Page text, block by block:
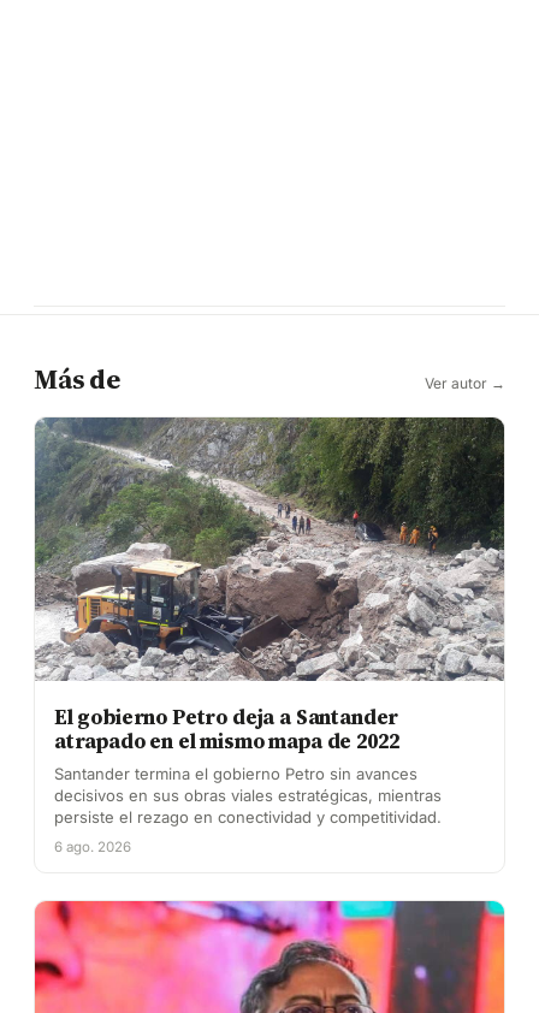
Más de Ver autor →
El gobierno Petro deja a Santander
atrapado en el mismo mapa de 2022
Santander termina el gobierno Petro sin avances
decisivos en sus obras viales estratégicas, mientras
persiste el rezago en conectividad y competitividad.
6 ago. 2026